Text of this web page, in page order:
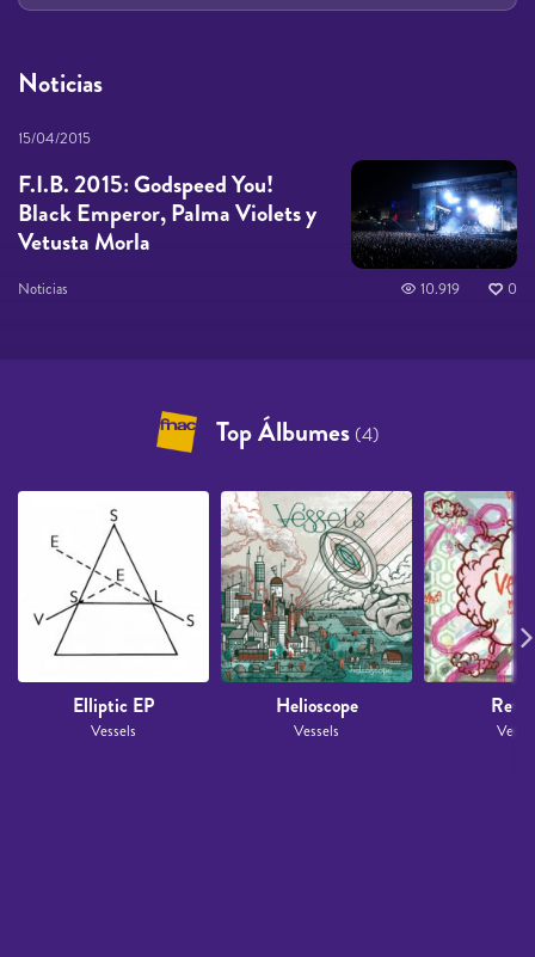
Noticias
15/04/2015
F.I.B. 2015: Godspeed You!
Black Emperor, Palma Violets y
Vetusta Morla
Noticias 10.919 0
Top Álbumes (4)
Elliptic EP
Vessels
Helioscope
Vessels